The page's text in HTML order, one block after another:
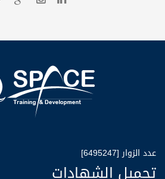
عدد الزوار [6495247]
تحميل الشهادات